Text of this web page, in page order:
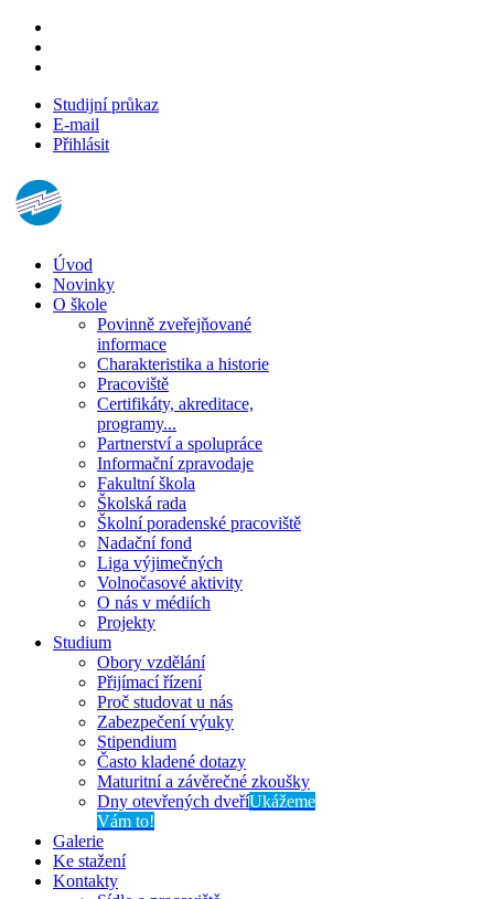
Studijní průkaz
E-mail
Přihlásit
Úvod
Novinky
O škole
Povinně zveřejňované
informace
Charakteristika a historie
Pracoviště
Certifikáty, akreditace,
programy...
Partnerství a spolupráce
Informační zpravodaje
Fakultní škola
Školská rada
Školní poradenské pracoviště
Nadační fond
Liga výjimečných
Volnočasové aktivity
O nás v médiích
Projekty
Studium
Obory vzdělání
Přijímací řízení
Proč studovat u nás
Zabezpečení výuky
Stipendium
Často kladené dotazy
Maturitní a závěrečné zkoušky
Dny otevřených dveříUkážeme
Vám to!
Galerie
Ke stažení
Kontakty